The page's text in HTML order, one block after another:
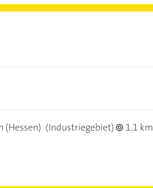
(Hessen) (Industriegebiet)
1,1 km